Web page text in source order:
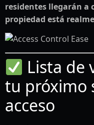
residentes llegarán a
propiedad está
Lista de
tu próximo
acceso